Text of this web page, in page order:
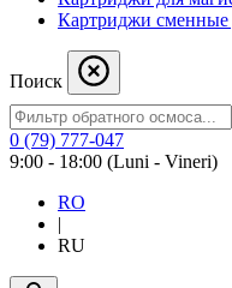
Картриджи сменные
Поиск
0 (79) 777-047
9:00 - 18:00 (Luni - Vineri)
RO
|
RU